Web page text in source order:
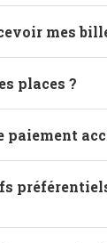
mes
places ?
paiement